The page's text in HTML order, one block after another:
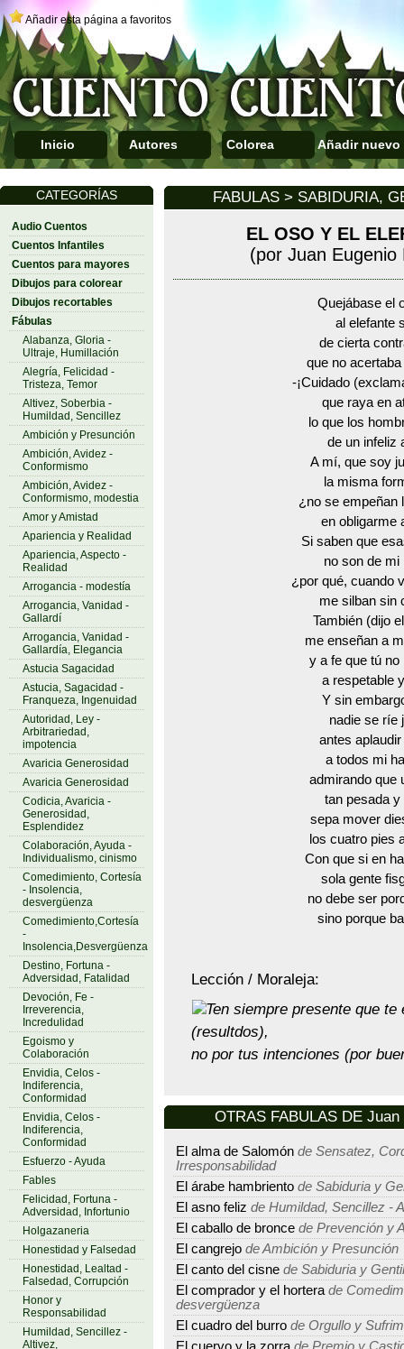
Añadir esta página a favoritos
Inicio Autores Colorea Añadir nuevo
CATEGORÍAS
Audio Cuentos
Cuentos Infantiles
Cuentos para mayores
Dibujos para colorear
Dibujos recortables
Fábulas
Alabanza, Gloria -
Ultraje, Humillación
Alegría, Felicidad -
Tristeza, Temor
Altivez, Soberbia -
Humildad, Sencillez
Ambición y Presunción
Ambición, Avidez -
Conformismo
Ambición, Avidez -
Conformismo, modestia
Amor y Amistad
Apariencia y Realidad
Apariencia, Aspecto -
Realidad
Arrogancia - modestía
Arrogancia, Vanidad -
Gallardí
Arrogancia, Vanidad -
Gallardía, Elegancia
Astucia Sagacidad
Astucia, Sagacidad -
Franqueza, Ingenuidad
Autoridad, Ley -
Arbitrariedad,
impotencia
Avaricia Generosidad
Avaricia Generosidad
Codicia, Avaricia -
Generosidad,
Esplendidez
Colaboración, Ayuda -
Individualismo, cinismo
Comedimiento, Cortesía
- Insolencia,
desvergüenza
Comedimiento,Cortesía
-
Insolencia,Desvergüenza
Destino, Fortuna -
Adversidad, Fatalidad
Devoción, Fe -
Irreverencia,
Incredulidad
Egoismo y
Colaboración
Envidia, Celos -
Indiferencia,
Conformidad
Envidia, Celos -
Indiferencia,
Conformidad
Esfuerzo - Ayuda
Fables
Felicidad, Fortuna -
Adversidad, Infortunio
Holgazaneria
Honestidad y Falsedad
Honestidad, Lealtad -
Falsedad, Corrupción
Honor y
Responsabilidad
Humildad, Sencillez -
Altivez,
FABULAS > SABIDURIA,
EL OSO Y EL
(por Juan Eugenio
Quejábase el
al elefante
de cierta
que no
-¡Cuidado
que raya en
lo que los
de un infeliz
A mí, que soy
la misma
¿no se empeñan
en obligarme
Si saben que
no son de mi
¿por qué, cuando
me silban sin
También (dijo
me enseñan a
y a fe que tú no
a respetable
Y sin
nadie se ríe
antes
a todos mi
admirando que
tan pesada
sepa mover
los cuatro pies
Con que si en
sola gente
no debe ser
sino porque
Lección / Moraleja:
Ten siempre presente que
(resultdos),
no por tus intenciones (por
OTRAS FABULAS DE
El alma de Salomón de Sensatez,
Irresponsabilidad
El árabe hambriento de Sabiduria y
El asno feliz de Humildad, Sencillez -
El caballo de bronce de Prevención y
El cangrejo de Ambición y Presunción
El canto del cisne de Sabiduria y
El comprador y el hortera de
desvergüenza
El cuadro del burro de Orgullo y